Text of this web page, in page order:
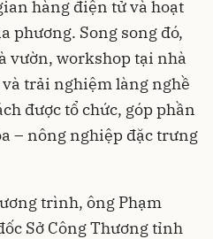
hàng điện tử và hoạt
phương. Song song đó,
vườn, workshop tại nhà
trải nghiệm làng nghề
được tổ chức, góp phần
– nông nghiệp đặc trưng
trình, ông Phạm
Sở Công Thương tỉnh